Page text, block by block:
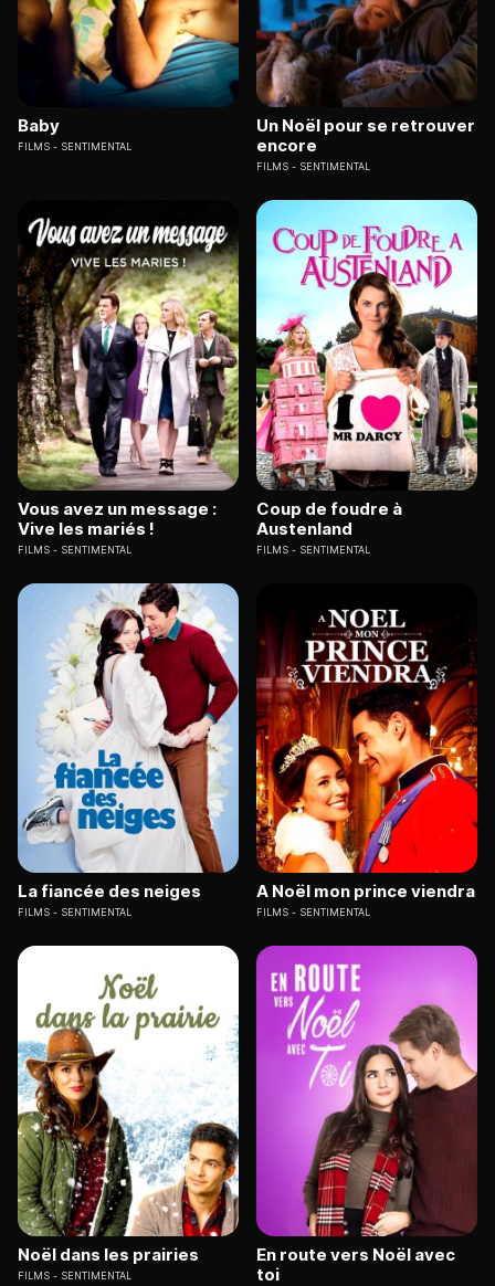
Baby
FILMS SENTIMENTAL
Un Noël pour se retrouver
encore
FILMS SENTIMENTAL
Vous avez un message :
Vive les mariés !
FILMS SENTIMENTAL
Coup de foudre à
Austenland
FILMS SENTIMENTAL
La fiancée des neiges
FILMS SENTIMENTAL
A Noël mon prince viendra
FILMS SENTIMENTAL
Noël dans les prairies
FILMS SENTIMENTAL
En route vers Noël avec
toi